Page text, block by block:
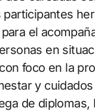
participantes
el
en
foco en la
y
de diplomas,